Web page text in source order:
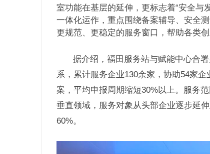
室功能在基层的延伸，更标志着“安全与
一体化运作，重点围绕备案辅导、安全
更规范、更稳定的服务窗口，帮助各类
据介绍，福田服务站与赋能中心合
系，累计服务企业130余家，协助54家
案，平均申报周期缩短30%以上。服务
垂直领域，服务对象从头部企业逐步延
60%。